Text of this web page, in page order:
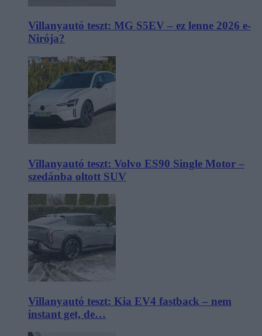
Villanyautó teszt: MG S5EV – ez lenne 2026 e-
Nirója?
Villanyautó teszt: Volvo ES90 Single Motor –
szedánba oltott SUV
Villanyautó teszt: Kia EV4 fastback – nem
instant get, de…